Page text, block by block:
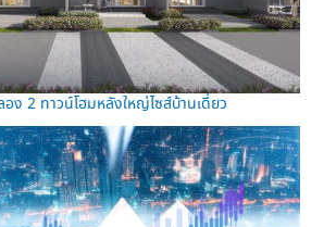
ง 2 ทาวน์โฮมหลังใหญ่ไซส์บ้านเดี่ยว